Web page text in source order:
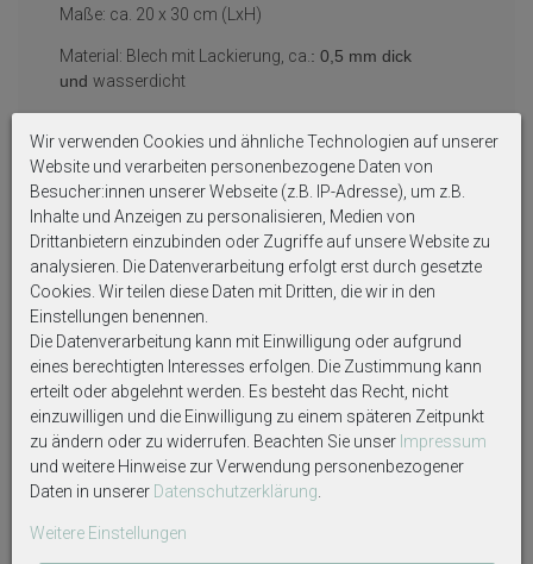
Maße: ca. 20 x 30 cm (LxH)
Material: Blech mit Lackierung, ca. : 0,5 mm dick
und wasserdicht
Auf Produktbildern abgebildetes Zubehör sowie
Dekoartikel gehören nicht zum Lieferumfang, sofern
diese nicht ausdrücklich eingeschlossen werden.
Weitere interessante Artikel
Wir verwenden Cookies und ähnliche Technologien auf unserer
Website und verarbeiten personenbezogene Daten von
Besucher:innen unserer Webseite (z.B. IP-Adresse), um z.B.
Inhalte und Anzeigen zu personalisieren, Medien von
Drittanbietern einzubinden oder Zugriffe auf unsere Website zu
analysieren. Die Datenverarbeitung erfolgt erst durch gesetzte
Cookies. Wir teilen diese Daten mit Dritten, die wir in den
Einstellungen benennen.
Die Datenverarbeitung kann mit Einwilligung oder aufgrund
eines berechtigten Interesses erfolgen. Die Zustimmung kann
erteilt oder abgelehnt werden. Es besteht das Recht, nicht
einzuwilligen und die Einwilligung zu einem späteren Zeitpunkt
zu ändern oder zu widerrufen. Beachten Sie unser Impressum
und weitere Hinweise zur Verwendung personenbezogener
Daten in unserer Daten­schutz­erklärung
Weitere Einstellungen